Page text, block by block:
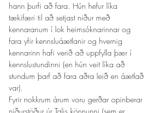
hann þurfi að fara. Hún hefur líka
tækifæri til að setjast niður með
kennaranum í lok heimsóknarinnar og
fara yfir kennsluáætlanir og hvernig
kennarinn hafi verið að uppfylla þær í
kennslustundinni (en hún veit líka að
stundum þarf að fara aðra leið en áætlað
var).
Fyrir nokkrum árum voru gerðar opinberar